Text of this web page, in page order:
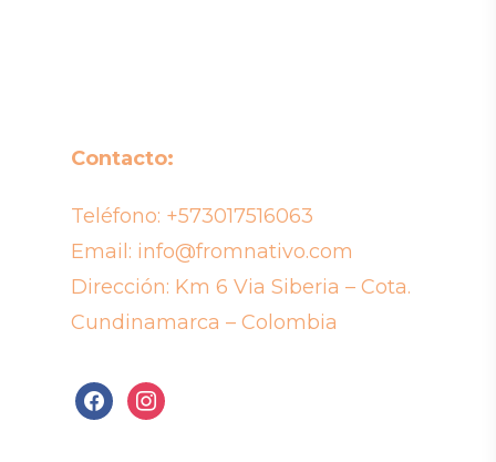
Contacto:
Teléfono: +573017516063
Email: info@fromnativo.com
Dirección: Km 6 Via Siberia – Cota.
Cundinamarca – Colombia
facebookinstagram